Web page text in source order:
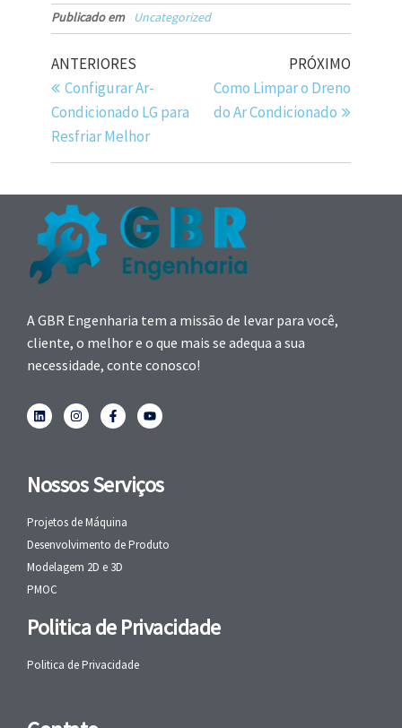
Publicado em Uncategorized
ANTERIORES
Configurar Ar-
Condicionado LG para
Resfriar Melhor
PRÓXIMO
Como Limpar o Dreno
do Ar Condicionado
A GBR Engenharia tem a missão de levar para você,
cliente, o melhor e o que mais se adequa a sua
necessidade, conte conosco!
Nossos Serviços
Projetos de Máquina
Desenvolvimento de Produto
Modelagem 2D e 3D
PMOC
Politica de Privacidade
Politica de Privacidade